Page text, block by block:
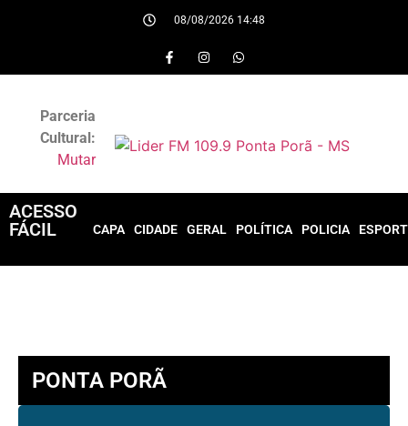
08/08/2026 14:48
Parceria
Cultural:
Mutar
ACESSO
FÁCIL
CAPA CIDADE GERAL POLÍTICA POLICIA
PONTA PORÃ